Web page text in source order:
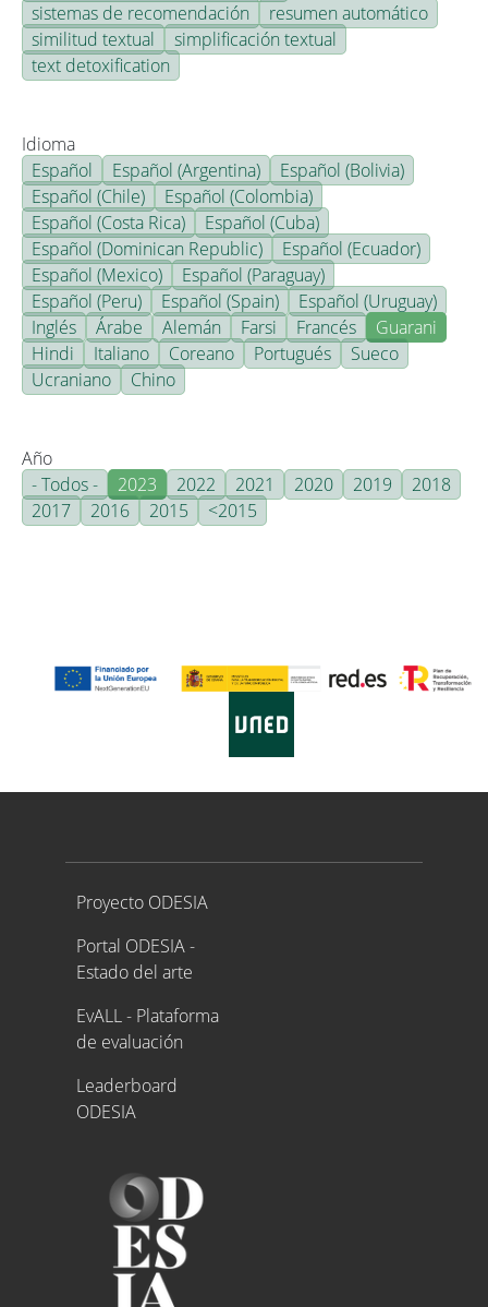
sistemas de recomendación
resumen automático
similitud textual
simplificación textual
text detoxification
Idioma
Español
Español (Argentina)
Español (Bolivia)
Español (Chile)
Español (Colombia)
Español (Costa Rica)
Español (Cuba)
Español (Dominican Republic)
Español (Ecuador)
Español (Mexico)
Español (Paraguay)
Español (Peru)
Español (Spain)
Español (Uruguay)
Inglés
Árabe Alemán Farsi Francés
Guarani
Hindi
Italiano Coreano Portugués
Sueco
Ucraniano
Chino
Año
- Todos -
2023 2022 2021 2020 2019
2018
2017
2016 2015 <2015
Proyecto ODESIA
Proyecto ODESIA
Portal ODESIA -
Estado del arte
EvALL - Plataforma
de evaluación
Leaderboard
ODESIA